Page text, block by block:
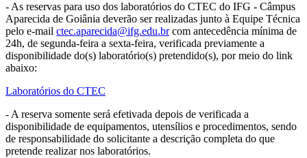
- As reservas para uso dos laboratórios do CTEC do IFG - Câmpus
Aparecida de Goiânia deverão ser realizadas junto à Equipe Técnica
pelo e-mail ctec.aparecida@ifg.edu.brcom antecedência mínima de
24h, de segunda-feira a sexta-feira, verificada previamente a
disponibilidade do(s) laboratório(s) pretendido(s), por meio do link
abaixo:
Laboratórios do CTEC
- A reserva somente será efetivada depois de verificada a
disponibilidade de equipamentos, utensílios e procedimentos, sendo
de responsabilidade do solicitante a descrição completa do que
pretende realizar nos laboratórios.